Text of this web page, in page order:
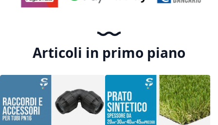
Articoli in primo piano